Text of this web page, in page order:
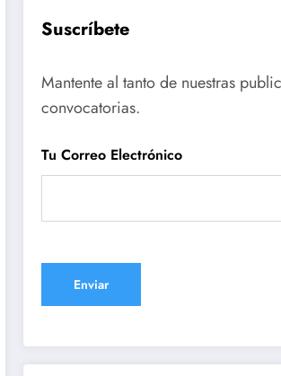
Suscríbete
Mantente al tanto de nuestras
convocatorias.
Tu Correo Electrónico